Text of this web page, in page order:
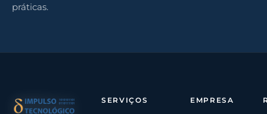
práticas.
SERVIÇOS EMPRESA